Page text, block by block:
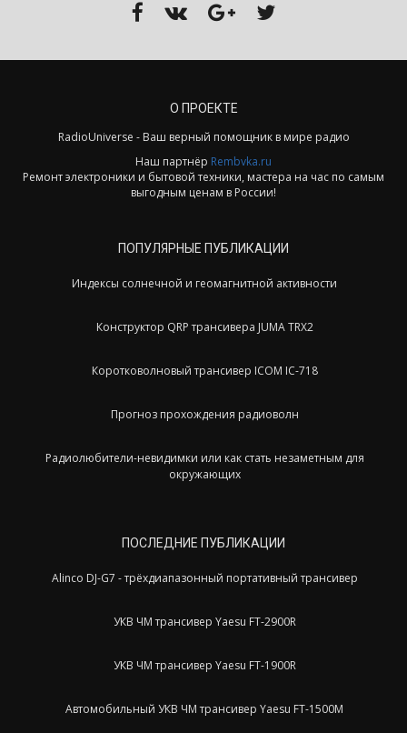
О ПРОЕКТЕ
RadioUniverse - Ваш верный помощник в мире радио
Наш партнёр Rembvka.ru
Ремонт электроники и бытовой техники, мастера на час по самым
выгодным ценам в России!
ПОПУЛЯРНЫЕ ПУБЛИКАЦИИ
Индексы солнечной и геомагнитной активности
Конструктор QRP трансивера JUMA TRX2
Коротковолновый трансивер ICOM IC-718
Прогноз прохождения радиоволн
Радиолюбители-невидимки или как стать незаметным для
окружающих
ПОСЛЕДНИЕ ПУБЛИКАЦИИ
Alinco DJ-G7 - трёхдиапазонный портативный трансивер
УКВ ЧМ трансивер Yaesu FT-2900R
УКВ ЧМ трансивер Yaesu FT-1900R
Автомобильный УКВ ЧМ трансивер Yaesu FT-1500M